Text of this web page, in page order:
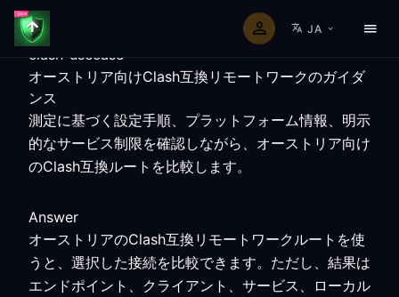
JA
clash-usecase
オーストリア向けClash互換リモートワークのガイダ
ンス
測定に基づく設定手順、プラットフォーム情報、明示
的なサービス制限を確認しながら、オーストリア向け
のClash互換ルートを比較します。
Answer
オーストリアのClash互換リモートワークルートを使
うと、選択した接続を比較できます。ただし、結果は
エンドポイント、クライアント、サービス、ローカル